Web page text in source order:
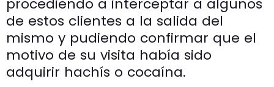
procediendo a interceptar a algunos
de estos clientes a la salida del
mismo y pudiendo confirmar que el
motivo de su visita había sido
adquirir hachís o cocaína.